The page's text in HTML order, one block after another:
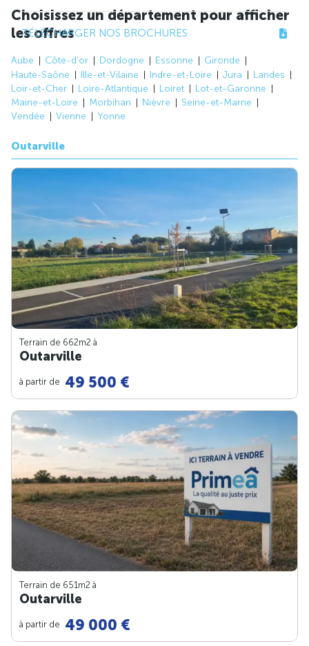
TÉLÉCHARGER NOS BROCHURES
Choisissez un département pour afficher
les offres
Aube Côte-d'or Dordogne Essonne
Gironde
Haute-Saône
Ille-et-Vilaine Indre-et-Loire Jura
Landes
Loir-et-Cher
Loire-Atlantique Loiret
Lot-et-Garonne
Maine-et-Loire
Morbihan Nièvre
Seine-et-Marne
Vendée
Vienne Yonne
Outarville
Terrain de 662m2 à
Outarville
à partir de 49 500 €
Terrain de 651m2 à
Outarville
à partir de 49 000 €